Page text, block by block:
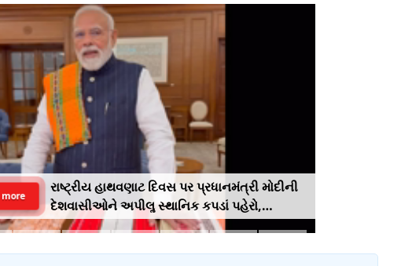
રાષ્ટ્રીય હાથવણાટ દિવસ પર પ્રધાનમંત્રી મોદીની
દેશવાસીઓને અપીલૢ સ્થાનિક કપડાં પહેરો,
'GRWM' ટ્રેન્ડ ફોલો કરો
more